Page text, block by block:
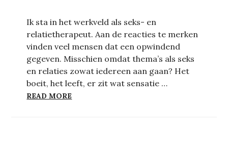
Ik sta in het werkveld als seks- en
relatietherapeut. Aan de reacties te merken
vinden veel mensen dat een opwindend
gegeven. Misschien omdat thema’s als seks
en relaties zowat iedereen aan gaan? Het
boeit, het leeft, er zit wat sensatie …
READ MORE